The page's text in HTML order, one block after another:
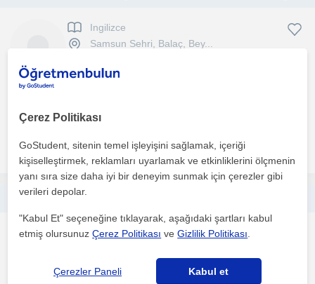
Ingilizce
Samsun Sehri, Balaç, Bey...
daha fazlasını gör Ücretsiz iletişime geç
Ingilizce
Çerez Politikası
GoStudent, sitenin temel işleyişini sağlamak, içeriği
kişiselleştirmek, reklamları uyarlamak ve etkinliklerini ölçmenin
yanı sıra size daha iyi bir deneyim sunmak için çerezler gibi
verileri depolar.
"Kabul Et" seçeneğine tıklayarak, aşağıdaki şartları kabul
etmiş olursunuzÇerez Politikası veGizlilik Politikası
Çerezler Paneli Kabul et